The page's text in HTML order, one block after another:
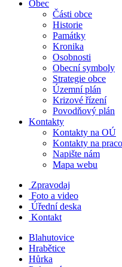
Obec
Části obce
Historie
Památky
Kronika
Osobnosti
Obecní symboly
Strategie obce
Územní plán
Krizové řízení
Povodňový plán
Kontakty
Kontakty na OÚ
Kontakty na
Napište nám
Mapa webu
Zpravodaj
Foto a video
Úřední deska
Kontakt
Blahutovice
Hrabětice
Hůrka